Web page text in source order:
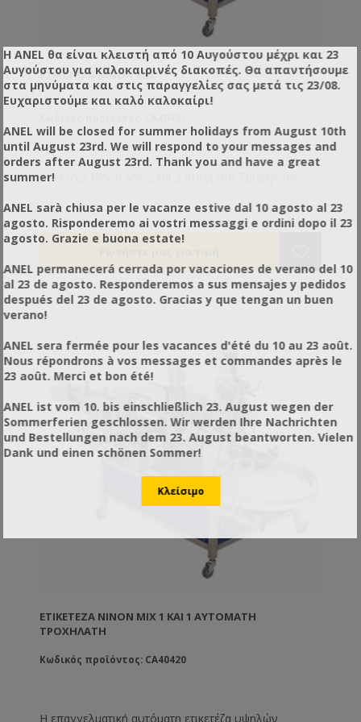
ΕΤΙΚΕΤΈΖΑ NINON MIX
Ετικετέζα Ninon Mix 2 και 2 Αυτόματη Τροχήλατη.
ΕΤΙΚΕΤΈΖΑ NINON MIX 1 ΚΑΙ 1 ΑΥΤΌΜΑΤΗ
ΤΡΟΧΉΛΑΤΗ
Κωδικός προϊόντος: CA40420
Η επαγγελματική αυτόματη ετικετέζα υψηλών
Η ANEL θα είναι κλειστή από 10 Αυγούστου μέχρι και 23
Αυγούστου για καλοκαιρινές διακοπές. Θα απαντήσουμε
στα μηνύματα και στις παραγγελίες σας μετά τις 23/08.
Ευχαριστούμε και καλό καλοκαίρι!
ANEL will be closed for summer holidays from August 10th
until August 23rd. We will respond to your messages and
orders after August 23rd. Thank you and have a great
summer!
ANEL sarà chiusa per le vacanze estive dal 10 agosto al 23
agosto. Risponderemo ai vostri messaggi e ordini dopo il 23
agosto. Grazie e buona estate!
ANEL permanecerá cerrada por vacaciones de verano del 10
al 23 de agosto. Responderemos a sus mensajes y pedidos
después del 23 de agosto. Gracias y que tengan un buen
verano!
ANEL sera fermée pour les vacances d'été du 10 au 23 août.
Nous répondrons à vos messages et commandes après le
23 août. Merci et bon été!
ANEL ist vom 10. bis einschließlich 23. August wegen der
Sommerferien geschlossen. Wir werden Ihre Nachrichten
und Bestellungen nach dem 23. August beantworten. Vielen
Dank und einen schönen Sommer!